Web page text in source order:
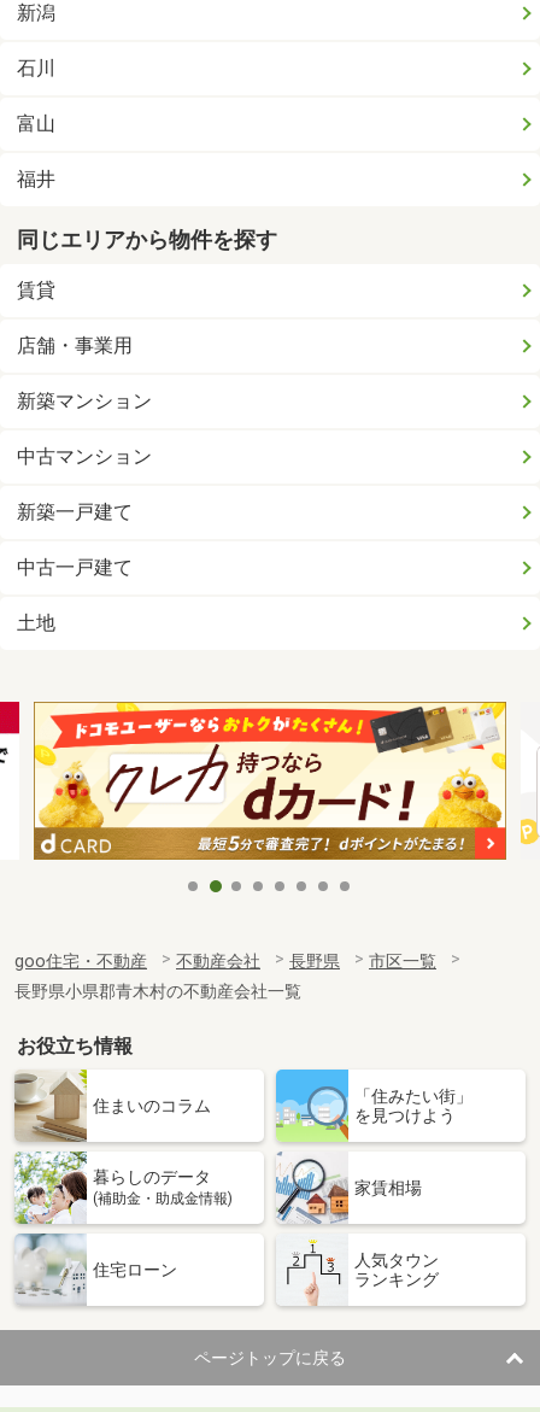
新潟
石川
富山
福井
同じエリアから物件を探す
賃貸
店舗・事業用
新築マンション
中古マンション
新築一戸建て
中古一戸建て
土地
goo住宅・不動産 不動産会社 長野県
市区一覧
長野県小県郡青木村の不動産会社一覧
お役立ち情報
住まいのコラム
「住みたい街」
を見つけよう
暮らしのデータ
(補助金・助成金情報)
家賃相場
住宅ローン
人気タウン
ランキング
ページトップに戻る